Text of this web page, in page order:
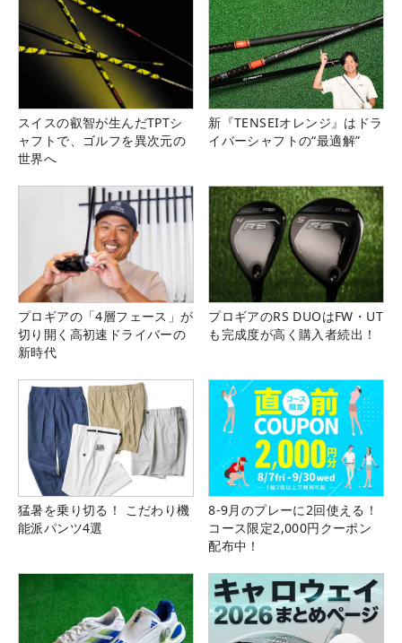
スイスの叡智が生んだTPTシ
ャフトで、ゴルフを異次元の
世界へ
新『TENSEIオレンジ』はドラ
イバーシャフトの“最適解”
プロギアの「4層フェース」が
切り開く高初速ドライバーの
新時代
プロギアのRS DUOはFW・UT
も完成度が高く購入者続出！
猛暑を乗り切る！ こだわり機
能派パンツ4選
8-9月のプレーに2回使える！
コース限定2,000円クーポン
配布中！